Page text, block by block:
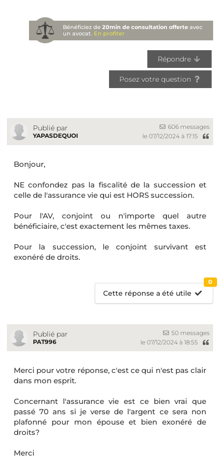
Bénéficiez de20min de consultation offerte avec
un avocat. En profiter
Répondre
Posez votre question
Publié par
YAPASDEQUOI
606 messages
le 07/12/2024 à 17:15
Bonjour,
NE confondez pas la fiscalité de la succession et
celle de l'assurance vie qui est HORS succession.
Pour l'AV, conjoint ou n'importe quel autre
bénéficiaire, c'est exactement les mêmes taxes.
Pour la succession, le conjoint survivant est
exonéré de droits.
Cette réponse a été utile
0
Publié par
PAT996
50 messages
le 07/12/2024 à 18:55
Merci pour votre réponse, c'est ce qui n'est pas clair
dans mon esprit.
Concernant l'assurance vie est ce bien vrai que
passé 70 ans si je verse de l'argent ce sera non
plafonné pour mon épouse et bien exonéré de
droits?
Merci